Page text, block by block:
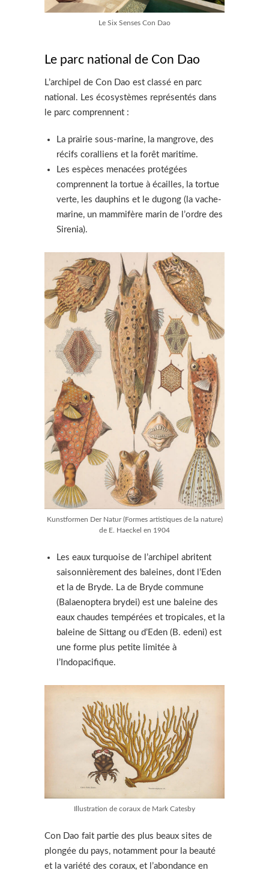
Le Six Senses Con Dao
Le parc national de Con Dao
L’archipel de Con Dao est classé en parc
national. Les écosystèmes représentés dans
le parc comprennent :
La prairie sous-marine, la mangrove, des
récifs coralliens et la forêt maritime.
Les espèces menacées protégées
comprennent la tortue à écailles, la tortue
verte, les dauphins et le dugong (la vache-
marine, un mammifère marin de l’ordre des
Sirenia).
Kunstformen Der Natur (Formes artistiques de la nature)
de E. Haeckel en 1904
Les eaux turquoise de l’archipel abritent
saisonnièrement des baleines, dont l’Eden
et la de Bryde. La de Bryde commune
(Balaenoptera brydei) est une baleine des
eaux chaudes tempérées et tropicales, et la
baleine de Sittang ou d’Eden (B. edeni) est
une forme plus petite limitée à
l’Indopacifique.
Illustration de coraux de Mark Catesby
Con Dao fait partie des plus beaux sites de
plongée du pays, notamment pour la beauté
et la variété des coraux, et l’abondance en